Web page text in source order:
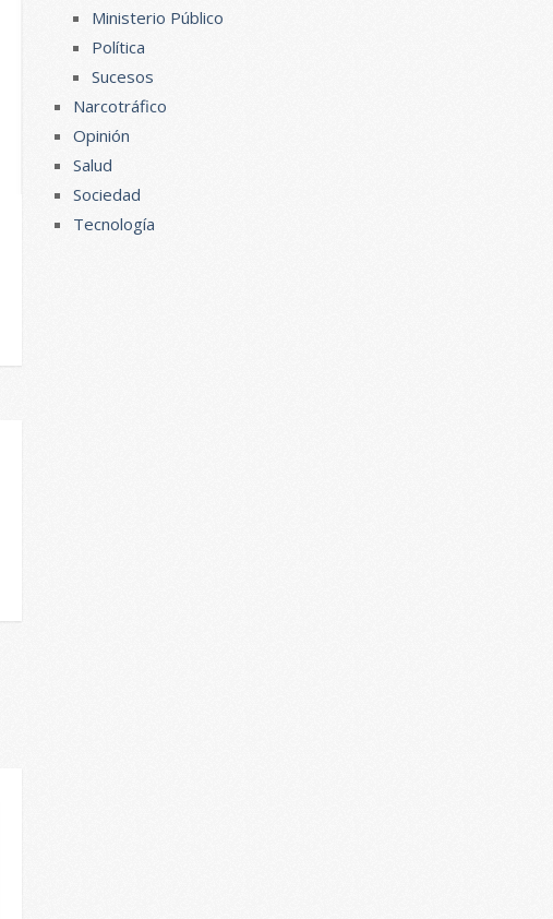
Ministerio Público
Política
Sucesos
Narcotráfico
Opinión
Salud
Sociedad
Tecnología